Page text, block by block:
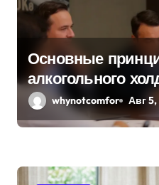
Основные
алкогольного
whynotcomfor Авг